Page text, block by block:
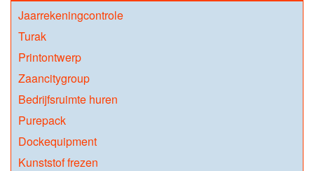
Jaarrekeningcontrole
Turak
Printontwerp
Zaancitygroup
Bedrijfsruimte huren
Purepack
Dockequipment
Kunststof frezen